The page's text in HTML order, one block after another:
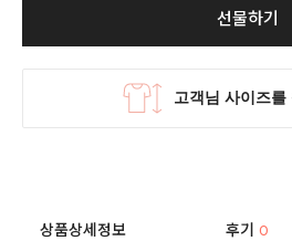
선물하기
상품상세정보 후기0